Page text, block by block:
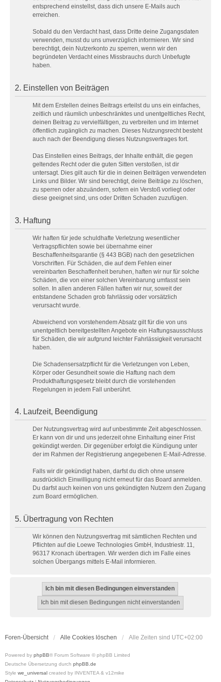
entsprechend einstellst, dass dich unsere E-Mails auch
erreichen.
Sobald du den Verdacht hast, dass Dritte deine Zugangsdaten
verwenden, musst du uns unverzüglich informieren. Wir sind
berechtigt, dein Nutzerkonto zu sperren, wenn wir den
begründeten Verdacht eines Missbrauchs durch Unbefugte
haben.
2. Einstellen von Beiträgen
Mit dem Erstellen deines Beitrags erteilst du uns ein einfaches,
zeitlich und räumlich unbeschränktes und unentgeltliches Recht,
deinen Beitrag zu vervielfältigen, zu verbreiten und im Internet
öffentlich zugänglich zu machen. Dieses Nutzungsrecht besteht
auch nach der Beendigung dieses Nutzungsvertrages fort.
Das Einstellen eines Beitrags, der Inhalte enthält, die gegen
geltendes Recht oder die guten Sitten verstoßen, ist dir
untersagt. Dies gilt auch für die in deinen Beiträgen verwendeten
Links und Bilder. Wir sind berechtigt, deine Beiträge zu löschen,
zu sperren oder abzuändern, sofern ein Verstoß vorliegt oder
diese geeignet sind, uns oder Dritten Schaden zuzufügen.
3. Haftung
Wir haften für jede schuldhafte Verletzung wesentlicher
Vertragspflichten sowie bei übernahme einer
Beschaffenheitsgarantie (§ 443 BGB) nach den gesetzlichen
Vorschriften. Für Schäden, die auf dem Fehlen einer
vereinbarten Beschaffenheit beruhen, haften wir nur für solche
Schäden, die von einer solchen Vereinbarung umfasst sein
sollen. In allen anderen Fällen haften wir nur, soweit der
entstandene Schaden grob fahrlässig oder vorsätzlich
verursacht wurde.
Abweichend von vorstehendem Absatz gilt für die von uns
unentgeltlich bereitgestellten Angebote ein Haftungsausschluss
für Schäden, die wir aufgrund leichter Fahrlässigkeit verursacht
haben.
Die Schadensersatzpflicht für die Verletzungen von Leben,
Körper oder Gesundheit sowie die Haftung nach dem
Produkthaftungsgesetz bleibt durch die vorstehenden
Regelungen in jedem Fall unberührt.
4. Laufzeit, Beendigung
Der Nutzungsvertrag wird auf unbestimmte Zeit abgeschlossen.
Er kann von dir und uns jederzeit ohne Einhaltung einer Frist
gekündigt werden. Dir gegenüber erfolgt die Kündigung unter
der im Rahmen der Registrierung angegebenen E-Mail-Adresse.
Falls wir dir gekündigt haben, darfst du dich ohne unsere
ausdrücklich Einwilligung nicht erneut für das Board anmelden.
Du darfst auch keinen von uns gekündigten Nutzern den Zugang
zum Board ermöglichen.
5. Übertragung von Rechten
Wir können den Nutzungsvertrag mit sämtlichen Rechten und
Pflichten auf die Loewe Technologies GmbH, Industriestr. 11,
96317 Kronach übertragen. Wir werden dich im Falle eines
solchen Übergangs mittels E-Mail informieren.
Foren-Übersicht Alle Cookies löschen Alle Zeiten sind UTC+02:00
Powered by phpBB® Forum Software © phpBB Limited
Deutsche Übersetzung durch phpBB.de
Style we_universal created by INVENTEA & v12mike